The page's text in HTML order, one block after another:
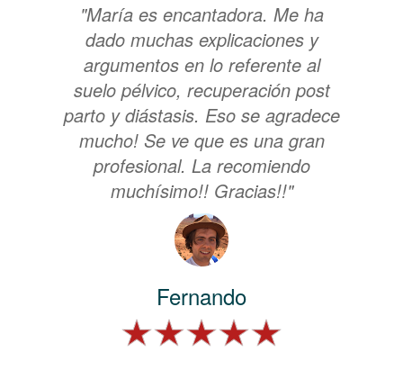
"María es encantadora. Me ha
dado muchas explicaciones y
argumentos en lo referente al
suelo pélvico, recuperación post
parto y diástasis. Eso se agradece
mucho! Se ve que es una gran
profesional. La recomiendo
muchísimo!! Gracias!!"
Fernando